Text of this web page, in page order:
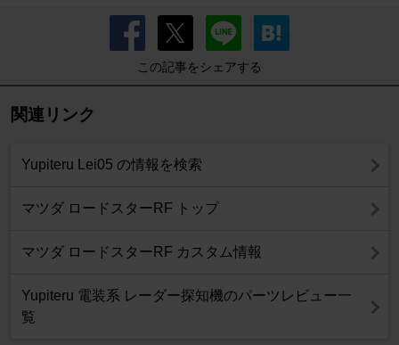
この記事をシェアする
関連リンク
Yupiteru Lei05 の情報を検索
マツダ ロードスターRF トップ
マツダ ロードスターRF カスタム情報
Yupiteru 電装系 レーダー探知機のパーツレビュー一
覧